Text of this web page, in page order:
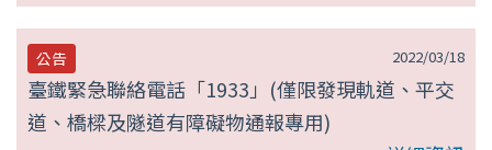
2022/03/18
公告
臺鐵緊急聯絡電話「1933」(僅限發現軌道、平交
道、橋樑及隧道有障礙物通報專用)